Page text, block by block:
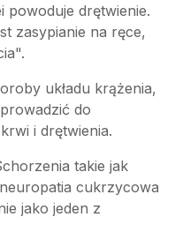
powoduje drętwienie.
zasypianie na ręce,
układu krążenia,
do
i drętwienia.
takie jak
cukrzycowa
jako jeden z